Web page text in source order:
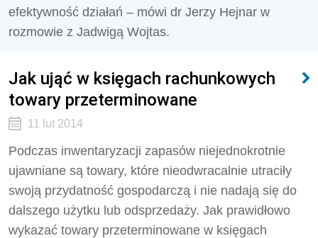
efektywność działań – mówi dr Jerzy Hejnar w
rozmowie z Jadwigą Wojtas.
Jak ująć w księgach rachunkowych
towary przeterminowane
11 lut 2014
Podczas inwentaryzacji zapasów niejednokrotnie
ujawniane są towary, które nieodwracalnie utraciły
swoją przydatność gospodarczą i nie nadają się do
dalszego użytku lub odsprzedaży. Jak prawidłowo
wykazać towary przeterminowane w księgach